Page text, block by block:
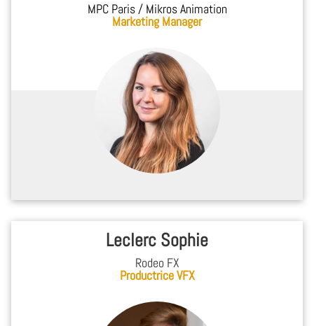
MPC Paris / Mikros Animation
Marketing Manager
Leclerc Sophie
Rodeo FX
Productrice VFX